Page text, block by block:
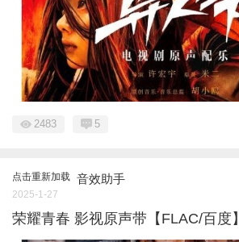
2483 5
点击重新加载 音效助手
2025-1-27
荣耀青春 影视原声带【FLAC/百度】